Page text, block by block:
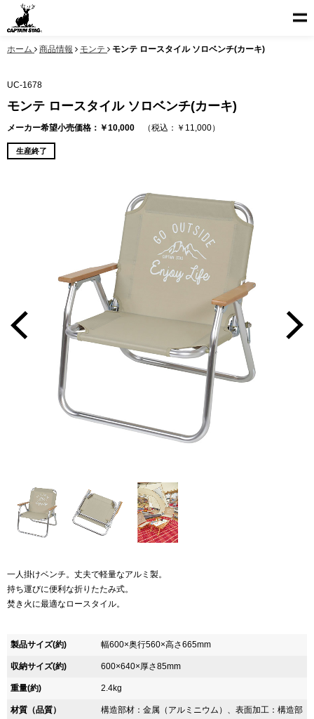
ホーム 商品情報 モンテ モンテ ロースタイル ソロベンチ(カーキ)
UC-1678
モンテ ロースタイル ソロベンチ(カーキ)
メーカー希望小売価格：￥10,000 （税込：￥11,000）
生産終了
一人掛けベンチ。丈夫で軽量なアルミ製。
持ち運びに便利な折りたたみ式。
焚き火に最適なロースタイル。
製品サイズ(約) 幅600×奥行560×高さ665mm
収納サイズ(約) 600×640×厚さ85mm
重量(約) 2.4kg
材質（品質）
構造部材：金属（アルミニウム）、表面加工：構造部